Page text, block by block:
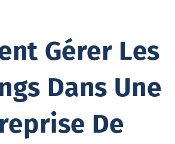
Gérer Les
Dans Une
De